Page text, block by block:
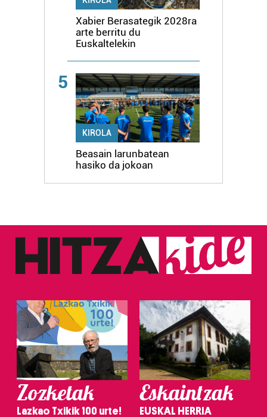
Xabier Berasategik 2028ra
arte berritu du
Euskaltelekin
5
KIROLA
Beasain larunbatean
hasiko da jokoan
Zozketak
Lazkao Txikik 100 urte!
Eskaintzak
EUSKAL HERRIA